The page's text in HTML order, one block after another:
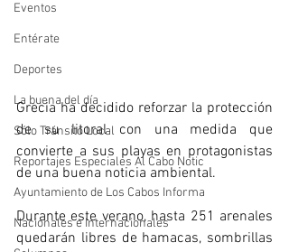
Eventos
Entérate
Deportes
La buena del día
Sólo Tránsito Local
Reportajes Especiales Al Cabo Notic
Ayuntamiento de Los Cabos Informa
Nacionales e Internacionales
Grecia ha decidido reforzar la protección
de su litoral con una medida que
convierte a sus playas en protagonistas
de una buena noticia ambiental.
Durante este verano, hasta 251 arenales
quedarán libres de hamacas, sombrillas